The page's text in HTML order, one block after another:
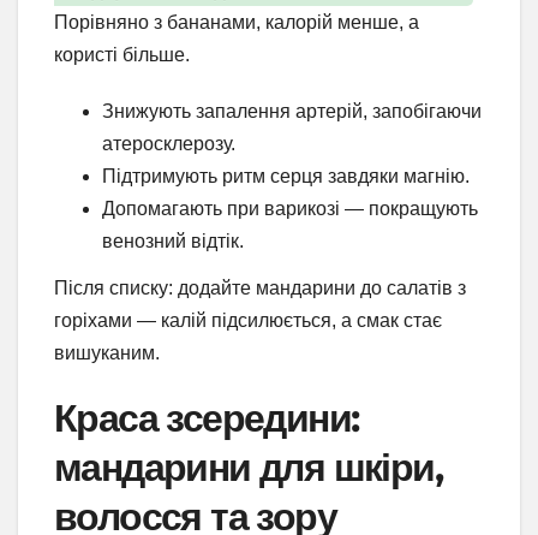
Порівняно з бананами, калорій менше, а
користі більше.
Знижують запалення артерій, запобігаючи
атеросклерозу.
Підтримують ритм серця завдяки магнію.
Допомагають при варикозі — покращують
венозний відтік.
Після списку: додайте мандарини до салатів з
горіхами — калій підсилюється, а смак стає
вишуканим.
Краса зсередини:
мандарини для шкіри,
волосся та зору